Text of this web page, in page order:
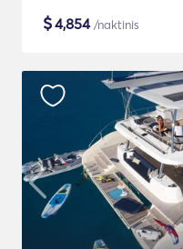
$4,854/naktinis